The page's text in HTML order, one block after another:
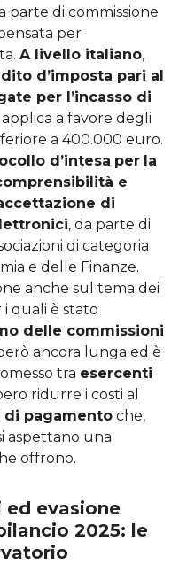
parte di commissione
per
A livello italiano,
d’imposta pari al
per l’incasso di
applica a favore degli
a 400.000 euro.
d’intesa per la
e
di
, da parte di
di categoria
e delle Finanze.
anche sul tema dei
i quali è stato
delle commissioni
ancora lunga ed è
tra esercenti
ridurre i costi al
di pagamento che,
aspettano una
offrono.
evasione
2025: le